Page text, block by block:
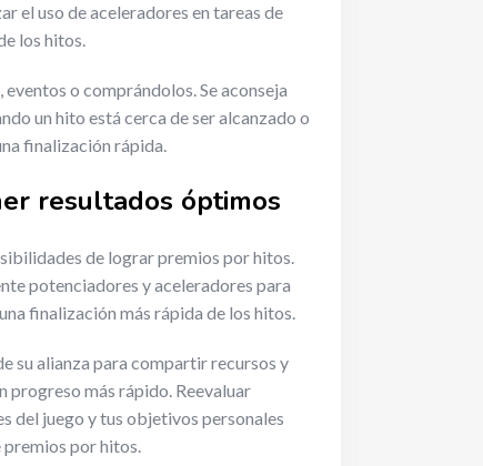
el uso de aceleradores en tareas de
los hitos.
o comprándolos. Se aconseja
un hito está cerca de ser alcanzado o
finalización rápida.
resultados óptimos
de lograr premios por hitos.
potenciadores y aceleradores para
finalización más rápida de los hitos.
su alianza para compartir recursos y
progreso más rápido. Reevaluar
del juego y tus objetivos personales
premios por hitos.